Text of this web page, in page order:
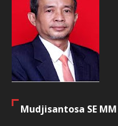
Mudjisantosa SE MM